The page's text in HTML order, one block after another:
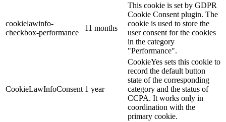
cookielawinfo-
checkbox-performance
11 months
This cookie is set by GDPR
Cookie Consent plugin. The
cookie is used to store the
user consent for the cookies
in the category
"Performance".
CookieLawInfoConsent 1 year
CookieYes sets this cookie to
record the default button
state of the corresponding
category and the status of
CCPA. It works only in
coordination with the
primary cookie.